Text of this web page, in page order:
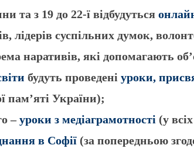
та з 19 до 22-ї відбудуться
лідерів суспільних думок,
наративів, які допомагають
будуть проведені уроки,
пам’яті України);
–уроки з медіаграмотності (у
в Софії (за попередньою